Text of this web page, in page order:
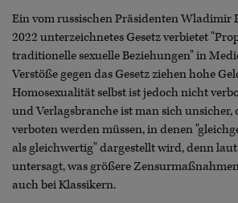
Ein vom russischen Präsidenten Wladimir
2022 unterzeichnetes Gesetz verbietet
traditionelle sexuelle Beziehungen" in
Verstöße gegen das Gesetz ziehen hohe
Homosexualität selbst ist jedoch nicht
und Verlagsbranche ist man sich unsicher,
verboten werden müssen, in denen
als gleichwertig" dargestellt wird, denn laut
untersagt, was größere
auch bei Klassikern.